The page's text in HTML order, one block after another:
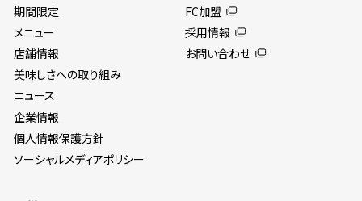
期間限定
メニュー
店舗情報
美味しさへの取り組み
ニュース
企業情報
個人情報保護方針
ソーシャルメディアポリシー
FC加盟
採用情報
お問い合わせ